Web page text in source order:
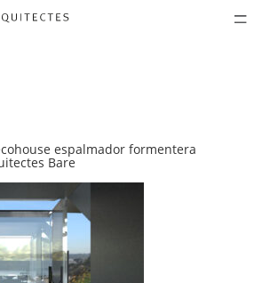
espalmador formentera
Bare